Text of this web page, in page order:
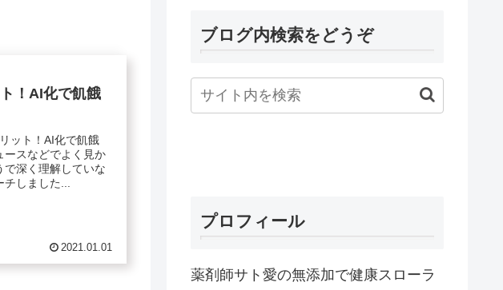
！AI化で飢餓
ット！AI化で飢餓
ースなどでよく見か
で深く理解していな
しました...
2021.01.01
ブログ内検索をどうぞ
プロフィール
薬剤師サト愛の無添加で健康スローラ